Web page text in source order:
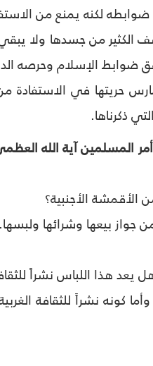
ضوابطه لكنه يمنع من
الكثير من جسدها ولا يبقي
الإسلام وحرصه
حريتها في
ذكرناها.
المسلمين آية الله
الأقمشة الأجنبية؟
جواز بيعها وشرائها ولبسها.
هذا اللباس نشراً
كونه نشراً للثقافة